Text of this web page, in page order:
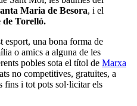
Maria de Besora, i el
de Torelló.
esport, una bona forma de
o amics a alguna de les
pobles sota el títol de Marxa
no competitives, gratuïtes, a
fins i tot pots sol·licitar els